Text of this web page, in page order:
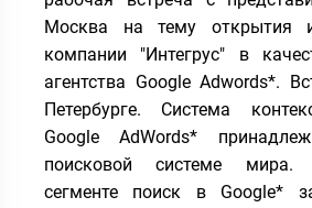
Москва на тему открытия
компании "Интегрус" в
агентства Google Adwords*.
Петербурге. Система
Google AdWords*
поисковой системе мира.
сегменте поиск в Google*